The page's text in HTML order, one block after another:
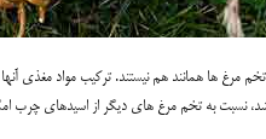
های دیگر از اسیدهای چرب امگا ۳ بالاتری برخوردارند. اسیدهای چرب امگا ۳ می‌تواند سطح تری گلیسرید خون را که عامل خطرناکی در ابراز مشکلات قلبی